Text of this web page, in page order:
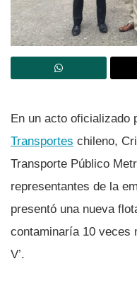
En un acto oficializado
Transportes chileno,
Transporte Público
representantes de la
presentó una nueva
contaminarí­a 10 veces
V’.